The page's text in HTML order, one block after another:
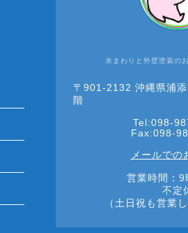
水まわりと外壁塗装の
〒901-2132 沖縄県浦
階
Tel:098-
Fax:098-
メールでの
営業時間：9
不定
（土日祝も営業